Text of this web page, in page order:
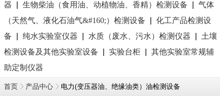
器
生物柴油（食用油、动植物油、香精）检测设备
气体
（天然气、液化石油气&#160;）检测设备
化工产品检测设
备
纯水实验室仪器 水质（废水、污水）检测仪器
土壤
检测设备及其他实验室设备
实验台柜
其他实验室常规辅
助定制仪器
首页 产品中心 电力(变压器油、绝缘油类）油检测设备